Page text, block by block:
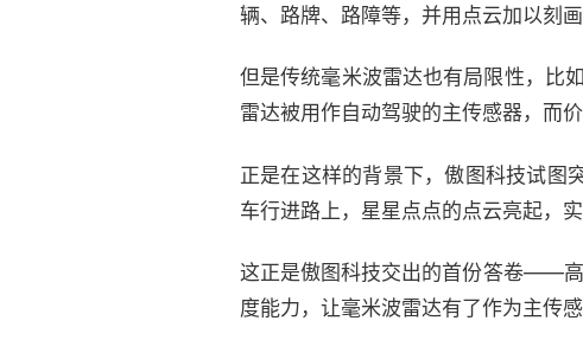
辆、路牌、路障等，并用点云加以刻
但是传统毫米波雷达也有局限性，比
雷达被用作自动驾驶的主传感器，而
正是在这样的背景下，傲图科技试图
车行进路上，星星点点的点云亮起，
这正是傲图科技交出的首份答卷——
度能力，让毫米波雷达有了作为主传